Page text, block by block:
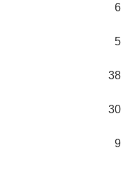
6
5
38
30
9